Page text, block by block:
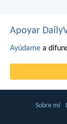
Apoyar
Ayúdame a
Sobre mí